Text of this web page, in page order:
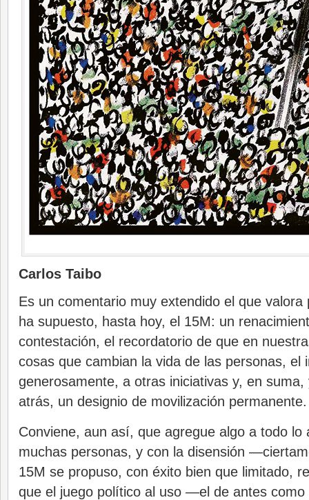
Carlos Taibo
Es un comentario muy extendido el que valora
ha supuesto, hasta hoy, el 15M: un
contestación, el recordatorio de que en
cosas que cambian la vida de las personas, el
generosamente, a otras iniciativas y, en
atrás, un designio de movilización permanente.
Conviene, aun así, que agregue algo a todo lo
muchas personas, y con la disensión
15M se propuso, con éxito bien que limitado,
que el juego político al uso —el de antes